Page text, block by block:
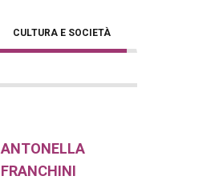
CULTURA E SOCIETÀ
ANTONELLA
FRANCHINI